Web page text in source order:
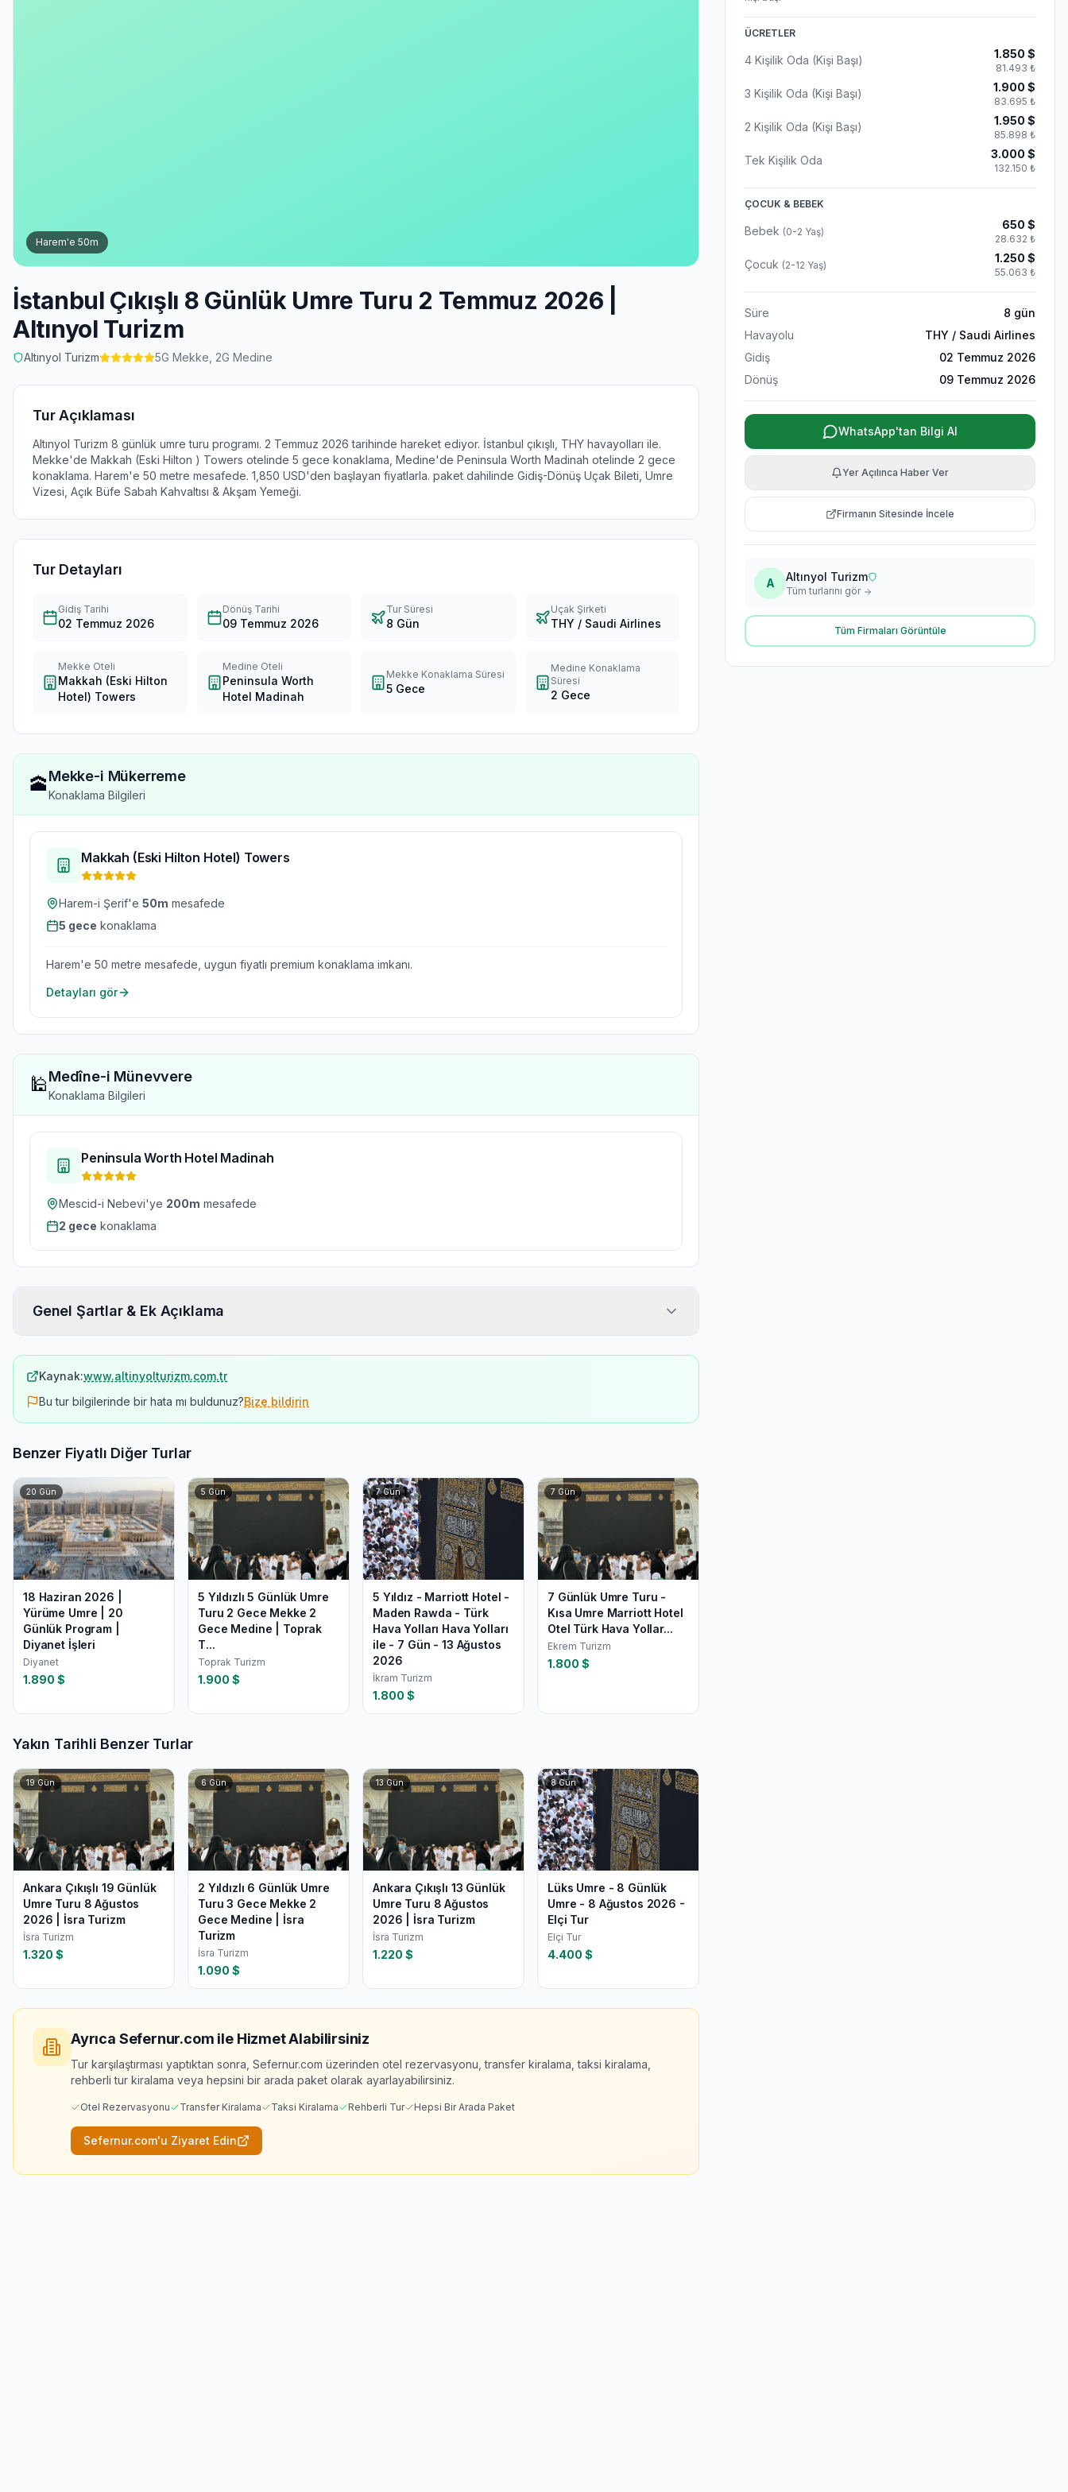
Harem'e 50m
İstanbul Çıkışlı 8 Günlük Umre Turu 2 Temmuz 2026 |
Altınyol Turizm
Altınyol Turizm 5G Mekke, 2G Medine
Tur Açıklaması
Altınyol Turizm 8 günlük umre turu programı. 2 Temmuz 2026 tarihinde hareket ediyor. İstanbul çıkışlı, THY havayolları ile.
Mekke'de Makkah (Eski Hilton ) Towers otelinde 5 gece konaklama, Medine'de Peninsula Worth Madinah otelinde 2 gece
konaklama. Harem'e 50 metre mesafede. 1,850 USD'den başlayan fiyatlarla. paket dahilinde Gidiş-Dönüş Uçak Bileti, Umre
Vizesi, Açık Büfe Sabah Kahvaltısı & Akşam Yemeği.
Tur Detayları
Gidiş Tarihi
02 Temmuz 2026
Dönüş Tarihi
09 Temmuz 2026
Tur Süresi
8 Gün
Uçak Şirketi
THY / Saudi Airlines
Mekke Oteli
Makkah (Eski Hilton
Hotel) Towers
Medine Oteli
Peninsula Worth
Hotel Madinah
Mekke Konaklama Süresi
5 Gece
Medine Konaklama
Süresi
2 Gece
🕋Mekke-i Mükerreme
Konaklama Bilgileri
Makkah (Eski Hilton Hotel) Towers
Harem-i Şerif'e 50m mesafede
5 gece konaklama
Harem'e 50 metre mesafede, uygun fiyatlı premium konaklama imkanı.
Detayları gör
🕌Medîne-i Münevvere
Konaklama Bilgileri
Peninsula Worth Hotel Madinah
Mescid-i Nebevi'ye 200m mesafede
2 gece konaklama
Genel Şartlar & Ek Açıklama
Kaynak:www.altinyolturizm.com.tr
Bu tur bilgilerinde bir hata mı buldunuz?Bize bildirin
Benzer Fiyatlı Diğer Turlar
20 Gün
18 Haziran 2026 |
Yürüme Umre | 20
Günlük Program |
Diyanet İşleri
Diyanet
1.890 $
5Gün
5 Yıldızlı 5 Günlük Umre
Turu 2 Gece Mekke 2
Gece Medine | Toprak
T...
Toprak Turizm
1.900 $
7Gün
5 Yıldız - Marriott Hotel -
Maden Rawda - Türk
Hava Yolları Hava Yolları
ile - 7 Gün - 13 Ağustos
2026
İkram Turizm
1.800 $
7Gün
7 Günlük Umre Turu -
Kısa Umre Marriott Hotel
Otel Türk Hava Yollar...
Ekrem Turizm
1.800 $
Yakın Tarihli Benzer Turlar
19Gün
Ankara Çıkışlı 19 Günlük
Umre Turu 8 Ağustos
2026 | İsra Turizm
İsra Turizm
1.320 $
6Gün
2 Yıldızlı 6 Günlük Umre
Turu 3 Gece Mekke 2
Gece Medine | İsra
Turizm
İsra Turizm
1.090 $
13Gün
Ankara Çıkışlı 13 Günlük
Umre Turu 8 Ağustos
2026 | İsra Turizm
İsra Turizm
1.220 $
8Gün
Lüks Umre - 8 Günlük
Umre - 8 Ağustos 2026 -
Elçi Tur
Elçi Tur
4.400 $
Ayrıca Sefernur.com ile Hizmet Alabilirsiniz
Tur karşılaştırması yaptıktan sonra, Sefernur.com üzerinden otel rezervasyonu, transfer kiralama, taksi kiralama,
rehberli tur kiralama veya hepsini bir arada paket olarak ayarlayabilirsiniz.
Otel Rezervasyonu Transfer Kiralama Taksi Kiralama Rehberli Tur Hepsi Bir Arada Paket
Sefernur.com'u Ziyaret Edin
ÜCRETLER
4 Kişilik Oda (Kişi Başı) 1.850 $
81.493 ₺
3 Kişilik Oda (Kişi Başı) 1.900 $
83.695 ₺
2 Kişilik Oda (Kişi Başı) 1.950 $
85.898 ₺
Tek Kişilik Oda 3.000 $
132.150 ₺
ÇOCUK & BEBEK
Bebek (0-2 Yaş)
650 $
28.632 ₺
Çocuk (2-12 Yaş)
1.250 $
55.063 ₺
Süre 8 gün
Havayolu
THY / Saudi Airlines
Gidiş
02 Temmuz 2026
Dönüş
09 Temmuz 2026
WhatsApp'tan Bilgi Al
Yer Açılınca Haber Ver
Firmanın Sitesinde İncele
A Altınyol Turizm
Tüm turlarını gör
Tüm Firmaları Görüntüle